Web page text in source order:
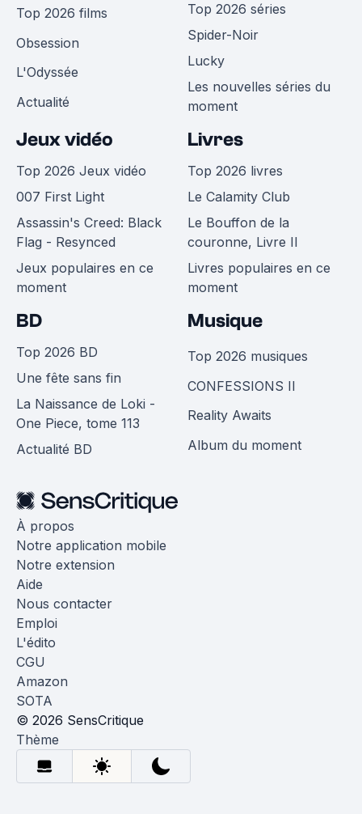
Top 2026 films
Obsession
L'Odyssée
Actualité
Top 2026 séries
Spider-Noir
Lucky
Les nouvelles séries du
moment
Jeux vidéo
Top 2026 Jeux vidéo
007 First Light
Assassin's Creed: Black
Flag - Resynced
Jeux populaires en ce
moment
Livres
Top 2026 livres
Le Calamity Club
Le Bouffon de la
couronne, Livre II
Livres populaires en ce
moment
BD
Top 2026 BD
Une fête sans fin
La Naissance de Loki -
One Piece, tome 113
Actualité BD
Musique
Top 2026 musiques
CONFESSIONS II
Reality Awaits
Album du moment
À propos
Notre application mobile
Notre extension
Aide
Nous contacter
Emploi
L'édito
CGU
Amazon
SOTA
© 2026 SensCritique
Thème